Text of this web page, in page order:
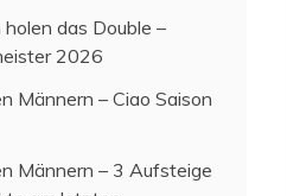
holen das Double –
2026
Männern – Ciao Saison
Männern – 3 Aufsteige